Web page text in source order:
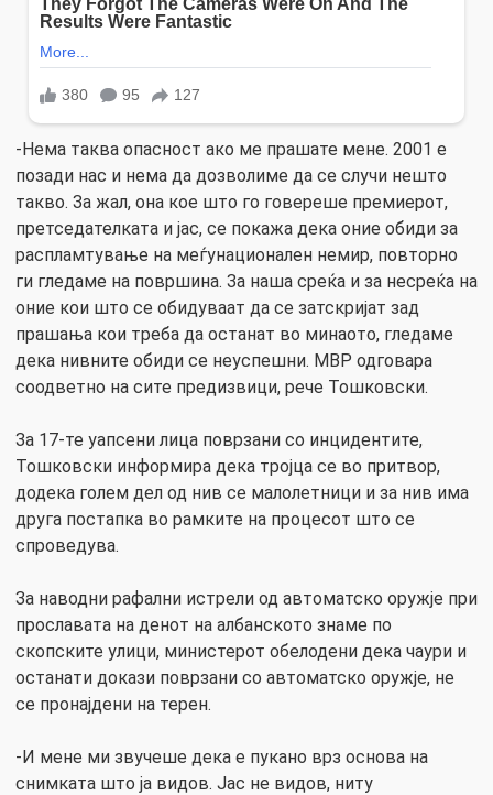
-Нема таква опасност ако ме прашате мене. 2001 е
позади нас и нема да дозволиме да се случи нешто
такво. За жал, она кое што го говереше премиерот,
претседателката и јас, се покажа дека оние обиди за
распламтување на меѓунационален немир, повторно
ги гледаме на површина. За наша среќа и за несреќа на
оние кои што се обидуваат да се затскријат зад
прашања кои треба да останат во минаото, гледаме
дека нивните обиди се неуспешни. МВР одговара
соодветно на сите предизвици, рече Тошковски.
За 17-те уапсени лица поврзани со инцидентите,
Тошковски информира дека тројца се во притвор,
додека голем дел од нив се малолетници и за нив има
друга постапка во рамките на процесот што се
спроведува.
За наводни рафални истрели од автоматско оружје при
прославата на денот на албанското знаме по
скопските улици, министерот обелодени дека чаури и
останати докази поврзани со автоматско оружје, не
се пронајдени на терен.
-И мене ми звучеше дека е пукано врз основа на
снимката што ја видов. Јас не видов, ниту